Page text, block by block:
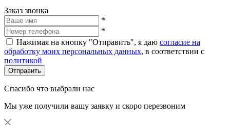
Заказ звонка
*
*
Нажимая на кнопку "Отправить", я даю согласие на
обработку моих персональных данных, в соответствии с
политикой
Отправить
Спасибо что выбрали нас
Мы уже получили вашу заявку и скоро перезвоним